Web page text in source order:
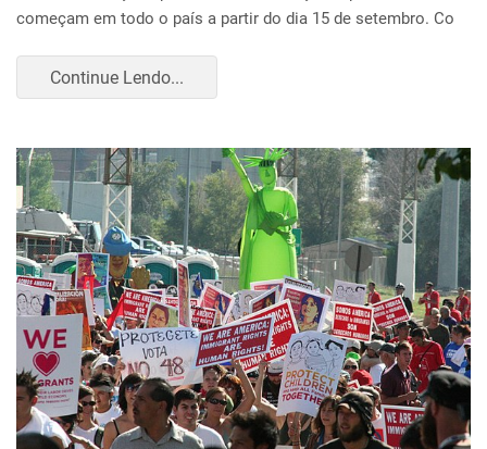
começam em todo o país a partir do dia 15 de setembro. Co
Continue Lendo...